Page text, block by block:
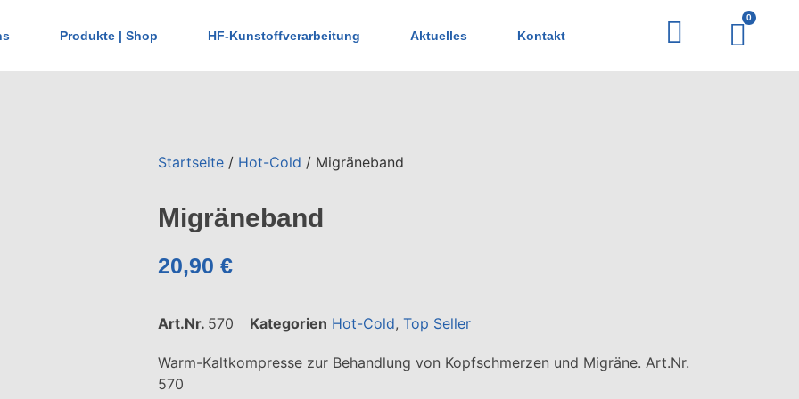
Produkte | Shop HF-Kunstoffverarbeitung Aktuelles Kontakt
0
Startseite / Hot-Cold / Migräneband
Migräneband
20,90 €
Art.Nr. 570 Kategorien Hot-Cold, Top Seller
Warm-Kaltkompresse zur Behandlung von Kopfschmerzen und Migräne. Art.Nr.
570